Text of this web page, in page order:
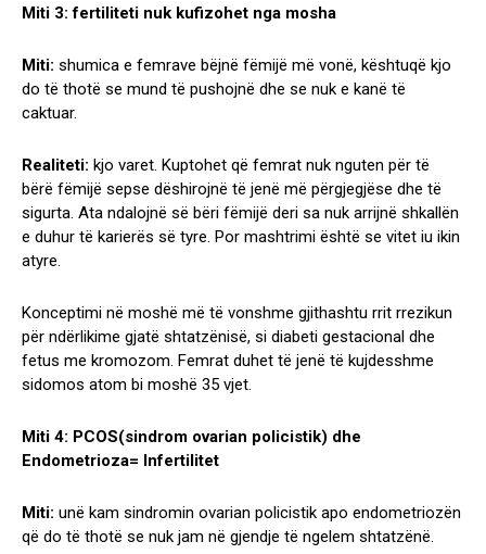
Miti 3: fertiliteti nuk kufizohet nga mosha
Miti: shumica e femrave bëjnë fëmijë më vonë, kështuqë kjo
do të thotë se mund të pushojnë dhe se nuk e kanë të
caktuar.
Realiteti: kjo varet. Kuptohet që femrat nuk nguten për të
bërë fëmijë sepse dëshirojnë të jenë më përgjegjëse dhe të
sigurta. Ata ndalojnë së bëri fëmijë deri sa nuk arrijnë shkallën
e duhur të karierës së tyre. Por mashtrimi është se vitet iu ikin
atyre.
Konceptimi në moshë më të vonshme gjithashtu rrit rrezikun
për ndërlikime gjatë shtatzënisë, si diabeti gestacional dhe
fetus me kromozom. Femrat duhet të jenë të kujdesshme
sidomos atom bi moshë 35 vjet.
Miti 4: PCOS(sindrom ovarian policistik) dhe
Endometrioza= Infertilitet
Miti: unë kam sindromin ovarian policistik apo endometriozën
që do të thotë se nuk jam në gjendje të ngelem shtatzënë.